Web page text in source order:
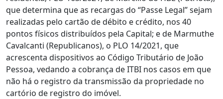
que determina que as recargas do “Passe Legal” sejam
realizadas pelo cartão de débito e crédito, nos 40
pontos físicos distribuídos pela Capital; e de Marmuthe
Cavalcanti (Republicanos), o PLO 14/2021, que
acrescenta dispositivos ao Código Tributário de João
Pessoa, vedando a cobrança de ITBI nos casos em que
não há o registro da transmissão da propriedade no
cartório de registro do imóvel.